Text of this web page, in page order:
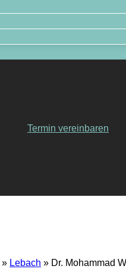
Termin vereinbaren
» Lebach » Dr. Mohammad